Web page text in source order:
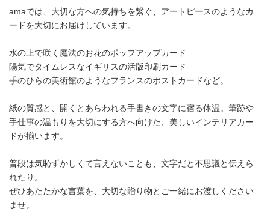
amaでは、大切な方への気持ちを繋ぐ、アートピースのようなカ
ードを大切にお届けしています。
水の上で咲く魔法のお花のポップアップカード
陽気でタイムレスなイギリスの活版印刷カード
手のひらの美術館のようなフランスのポストカードなど。
紙の質感と、開くとあらわれる手書きの文字に宿る体温。筆跡や
手仕事の温もりを大切にする方へ向けた、美しいインテリアカー
ドが揃います。
普段は気恥ずかしくて言えないことも、文字だと不思議と伝えら
れたり。
ぜひあたたかな言葉を、大切な贈り物とご一緒にお渡しください
ませ。